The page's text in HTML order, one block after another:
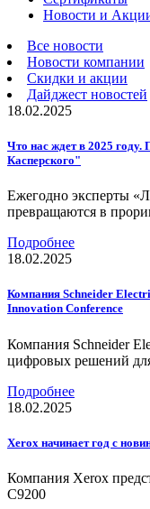
Новости и
Все новости
Новости компании
Скидки и акции
Дайджест новостей
18.02.2025
Что нас ждет в 2025 году.
Касперского"
Ежегодно эксперты
превращаются в
Подробнее
18.02.2025
Компания Schneider
Innovation Conference
Компания Schneider
цифровых решений
Подробнее
18.02.2025
Xerox начинает год с
Компания Xerox
C9200